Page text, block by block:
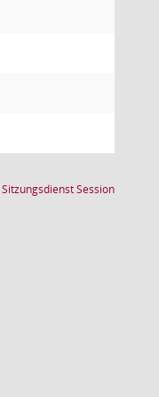
SitzungsdienstSession(Wird in